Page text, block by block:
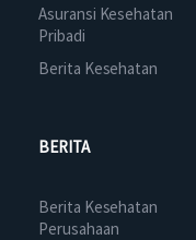
Asuransi Kesehatan
Pribadi
Berita Kesehatan
BERITA
Berita Kesehatan
Perusahaan